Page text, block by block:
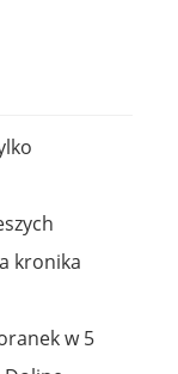
kronika
w 5